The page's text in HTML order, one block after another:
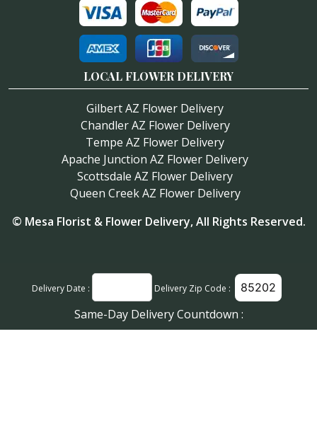
Delivery Date : Delivery Zip Code :
Same-Day Delivery Countdown :
LOCAL FLOWER DELIVERY
Gilbert AZ Flower Delivery
Chandler AZ Flower Delivery
Tempe AZ Flower Delivery
Apache Junction AZ Flower Delivery
Scottsdale AZ Flower Delivery
Queen Creek AZ Flower Delivery
© Mesa Florist & Flower Delivery, All Rights Reserved.